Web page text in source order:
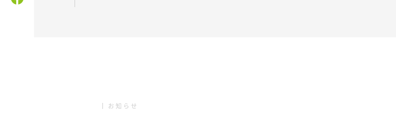
お知らせ